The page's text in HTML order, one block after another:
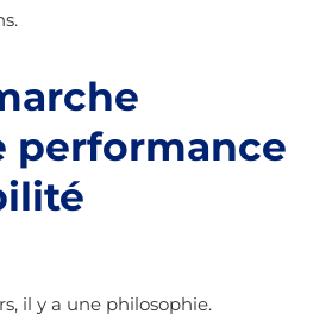
performance
il y a une philosophie.